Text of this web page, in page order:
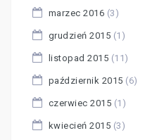
marzec 2016 (3)
grudzień 2015 (1)
listopad 2015 (11)
październik 2015 (6)
czerwiec 2015 (1)
kwiecień 2015 (3)